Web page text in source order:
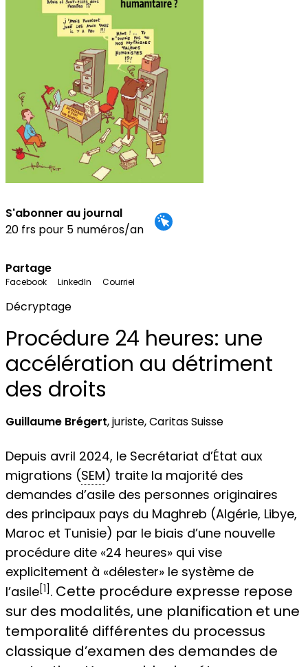
S'abonner au journal
20 frs pour 5 numéros/an
Partage
Facebook LinkedIn Courriel
Décryptage
Procédure 24 heures: une
accélération au détriment
des droits
Guillaume Brégert, juriste, Caritas Suisse
Depuis avril 2024, le Secrétariat d’État aux
migrations (SEM) traite la majorité des
demandes d’asile des personnes originaires
des principaux pays du Maghreb (Algérie, Libye,
Maroc et Tunisie) par le biais d’une nouvelle
procédure dite «24 heures» qui vise
explicitement à «délester» le système de
l’asile[1] . Cette procédure expresse repose
sur des modalités, une planification et une
temporalité différentes du processus
classique d’examen des demandes de